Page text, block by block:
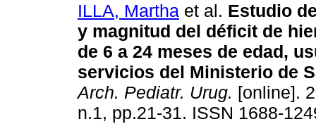
ILLA, Martha et al. Estudio
y magnitud del déficit de
de 6 a 24 meses de edad,
servicios del Ministerio de
Arch. Pediatr. Urug. [online].
n.1, pp.21-31. ISSN 1688-